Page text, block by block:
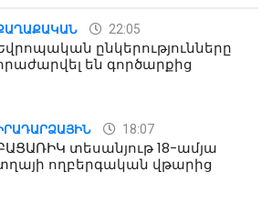
22:05
ընկերությունները
են գործարքից
18:07
տեսանյութ 18-ամյա
ողբերգական վթարից